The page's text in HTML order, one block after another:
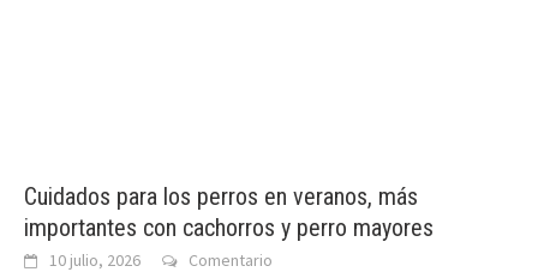
Cuidados para los perros en veranos, más
importantes con cachorros y perro mayores
10 julio, 2026 Comentario